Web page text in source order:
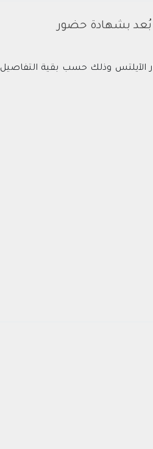
بُعد بشهادة حضور
الآيلتس وذلك حسب بقية